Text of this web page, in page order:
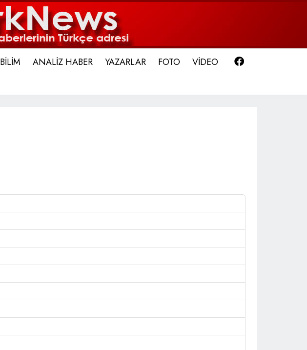
BİLİM ANALİZ HABER YAZARLAR FOTO VİDEO